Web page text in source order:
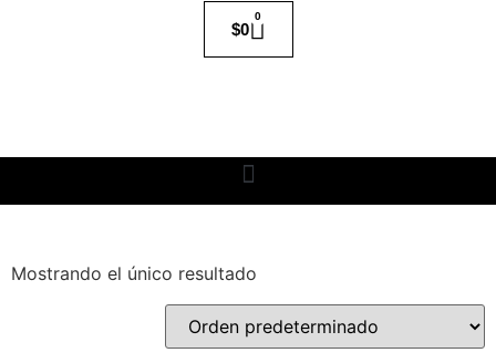
$0
0
Mostrando el único resultado